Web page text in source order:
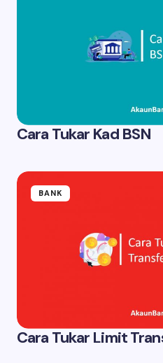
Cara Tukar Kad BSN
BANK
Cara Tukar Limit